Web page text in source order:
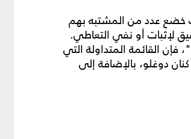
خضع عدد من المشتبه بهم
لإثبات أو نفي التعاطي.
القائمة المتداولة التي
دوغلو، بالإضافة إلى